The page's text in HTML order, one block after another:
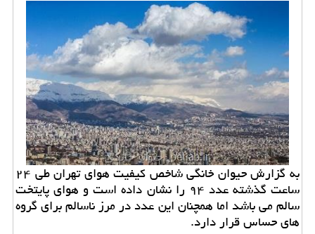
به گزارش حیوان خانگی شاخص كیفیت هوای تهران طی ۲۴
ساعت گذشته عدد ۹۴ را نشان داده است و هوای پایتخت
سالم می باشد اما همچنان این عدد در مرز ناسالم برای گروه
های حساس قرار دارد.